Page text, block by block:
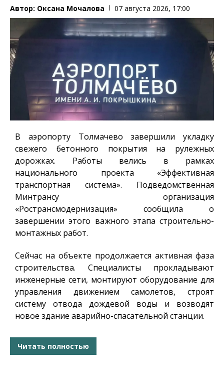
Автор: Оксана Мочалова 07 августа 2026, 17:00
В аэропорту Толмачево завершили укладку
свежего бетонного покрытия на рулежных
дорожках. Работы велись в рамках
национального проекта «Эффективная
транспортная система». Подведомственная
Минтрансу организация
«Ространсмодернизация» сообщила о
завершении этого важного этапа строительно-
монтажных работ.
Сейчас на объекте продолжается активная фаза
строительства. Специалисты прокладывают
инженерные сети, монтируют оборудование для
управления движением самолетов, строят
систему отвода дождевой воды и возводят
новое здание аварийно-спасательной станции.
Читать полностью